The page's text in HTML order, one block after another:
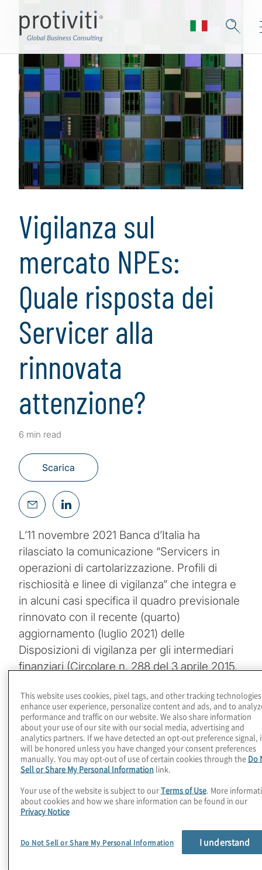
Vigilanza sul
mercato NPEs:
Quale risposta dei
Servicer alla
rinnovata
attenzione?
6 min read
Scarica
L’11 novembre 2021 Banca d’Italia ha
rilasciato la comunicazione “Servicers in
operazioni di cartolarizzazione. Profili di
rischiosità e linee di vigilanza” che integra e
in alcuni casi specifica il quadro previsionale
rinnovato con il recente (quarto)
aggiornamento (luglio 2021) delle
Disposizioni di vigilanza per gli intermediari
finanziari (Circolare n. 288 del 3 aprile 2015,
Topics
Cybersecurity and Privacy
Banca d’Italia fra l’altro:
This website uses cookies, pixel tags, and other tracking
enhance user experience, personalize content and ads, and to
performance and traffic on our website. We also share information
about your use of our site with our social media, advertising and
analytics partners. If we have detected an opt-out preference signal,
will be honored unless you have changed your consent preferences
manually. You may opt-out of use of certain cookies through the Do
Sell or Share My Personal Information link.
Your use of the website is subject to ourTerms of Use. More
about cookies and how we share information can be found in our
Privacy Notice
Do Not Sell or Share My Personal Information I understand